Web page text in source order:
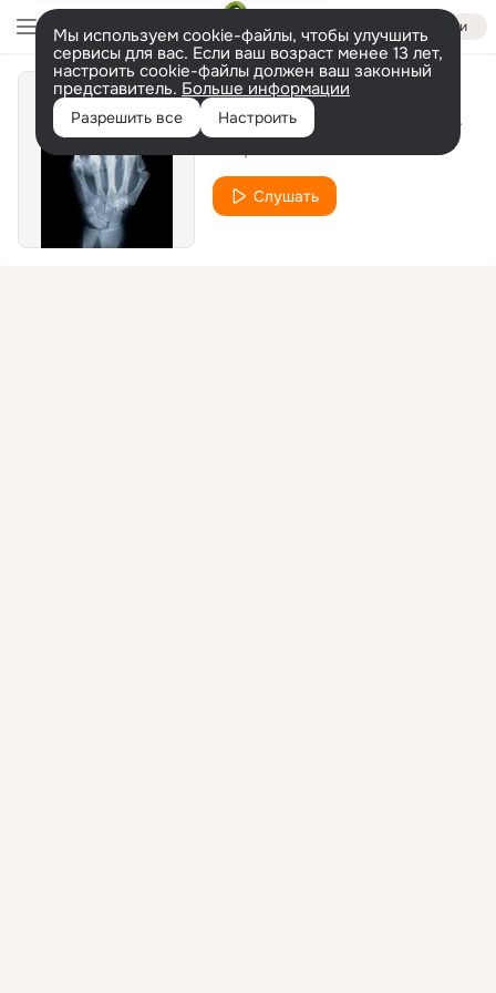
Войти
Мы используем cookie-файлы, чтобы улучшить
сервисы для вас. Если ваш возраст менее 13 лет,
настроить cookie-файлы должен ваш законный
представитель. Больше информации
Разрешить все Настроить Нам поможет Бэтман!
Слушать